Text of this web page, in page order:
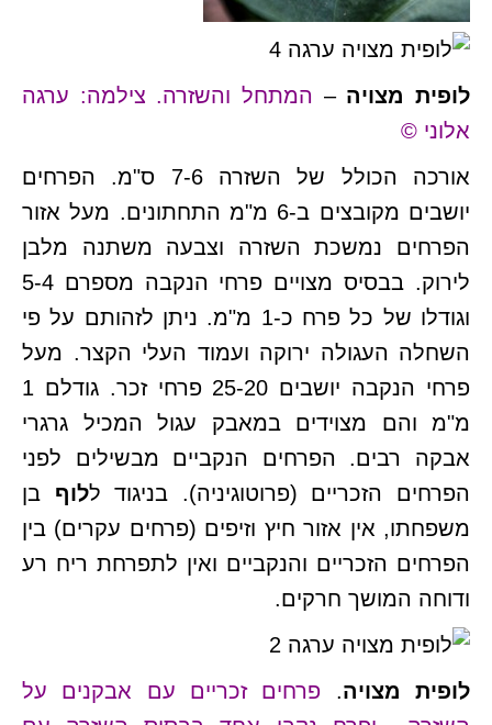
לופית מצויה – המתחל והשזרה. צילמה: ערגה
אלוני ©
אורכה הכולל של השזרה 7-6 ס"מ. הפרחים
יושבים מקובצים ב-6 מ"מ התחתונים. מעל אזור
הפרחים נמשכת השזרה וצבעה משתנה מלבן
לירוק. בבסיס מצויים פרחי הנקבה מספרם 5-4
וגודלו של כל פרח כ-1 מ"מ. ניתן לזהותם על פי
השחלה העגולה ירוקה ועמוד העלי הקצר. מעל
פרחי הנקבה יושבים 25-20 פרחי זכר. גודלם 1
מ"מ והם מצוידים במאבק עגול המכיל גרגרי
אבקה רבים. הפרחים הנקביים מבשילים לפני
הפרחים הזכריים (פרוטוגיניה). בניגוד ללוף בן
משפחתו, אין אזור חיץ וזיפים (פרחים עקרים) בין
הפרחים הזכריים והנקביים ואין לתפרחת ריח רע
ודוחה המושך חרקים.
לופית מצויה. פרחים זכריים עם אבקנים על